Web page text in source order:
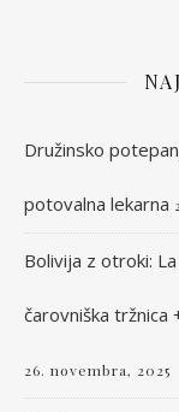
Družinsko
potovalna lekarna
Bolivija z otroki:
čarovniška tržnica
26. novembra, 2025